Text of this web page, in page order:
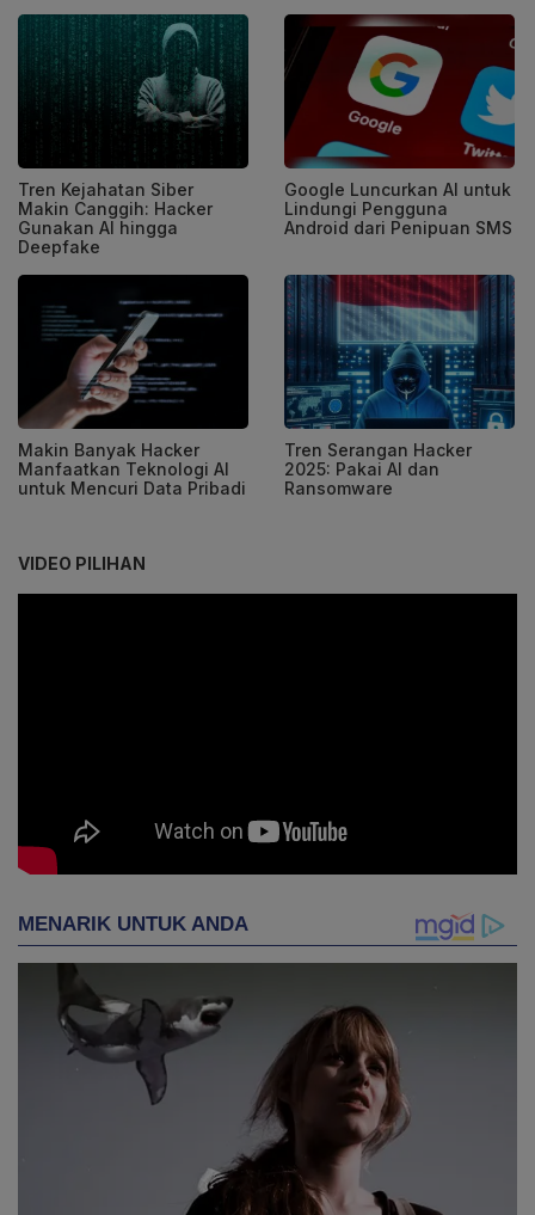
Tren Kejahatan Siber
Makin Canggih: Hacker
Gunakan AI hingga
Deepfake
Google Luncurkan AI untuk
Lindungi Pengguna
Android dari Penipuan SMS
Makin Banyak Hacker
Manfaatkan Teknologi AI
untuk Mencuri Data Pribadi
Tren Serangan Hacker
2025: Pakai AI dan
Ransomware
VIDEO PILIHAN